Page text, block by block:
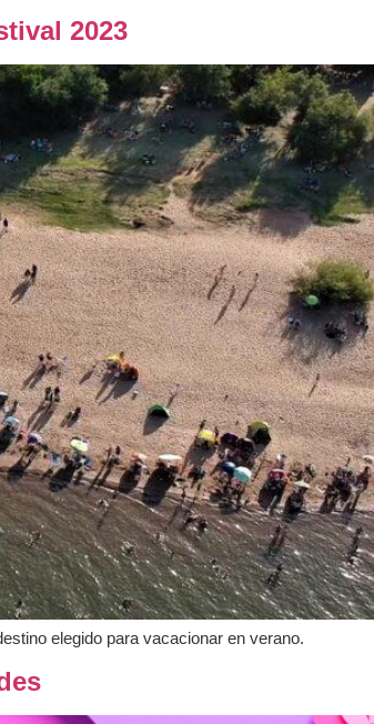
2023
elegido para vacacionar en verano.